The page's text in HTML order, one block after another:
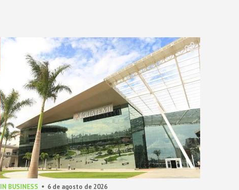
IN BUSINESS 6 de agosto de 2026